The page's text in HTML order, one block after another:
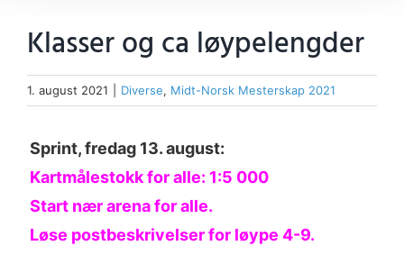
Klasser og ca løypelengder
1. august 2021 Diverse, Midt-Norsk Mesterskap 2021
Sprint, fredag 13. august:
Kartmålestokk for alle: 1:5 000
Start nær arena for alle.
Løse postbeskrivelser for løype 4-9.